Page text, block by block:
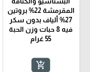
المقرمشة 22% بروتين
27% ألياف بدون سكر
فيه 8 حبات وزن الحبة
55 غرام
add_shopping_cart